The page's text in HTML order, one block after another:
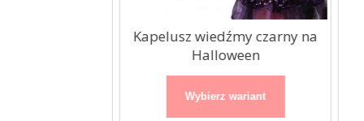
Kapelusz wiedźmy czarny na
Halloween
Wybierz wariant